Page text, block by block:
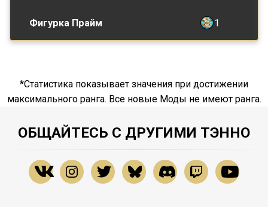
Фигурка Прайм 1
*Статистика показывает значения при достижении
максимального ранга. Все новые Моды не имеют ранга.
ОБЩАЙТЕСЬ С ДРУГИМИ ТЭННО